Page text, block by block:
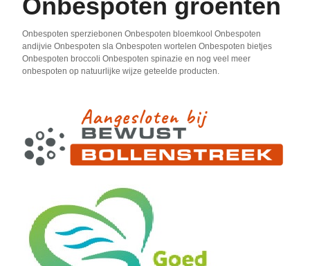
Onbespoten groenten
Onbespoten sperziebonen Onbespoten bloemkool Onbespoten
andijvie Onbespoten sla Onbespoten wortelen Onbespoten bietjes
Onbespoten broccoli Onbespoten spinazie en nog veel meer
onbespoten op natuurlijke wijze geteelde producten.